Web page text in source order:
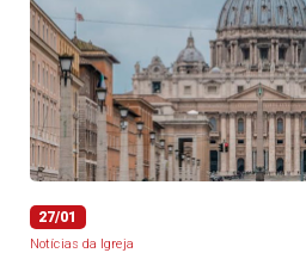
27/01
Notícias da Igreja